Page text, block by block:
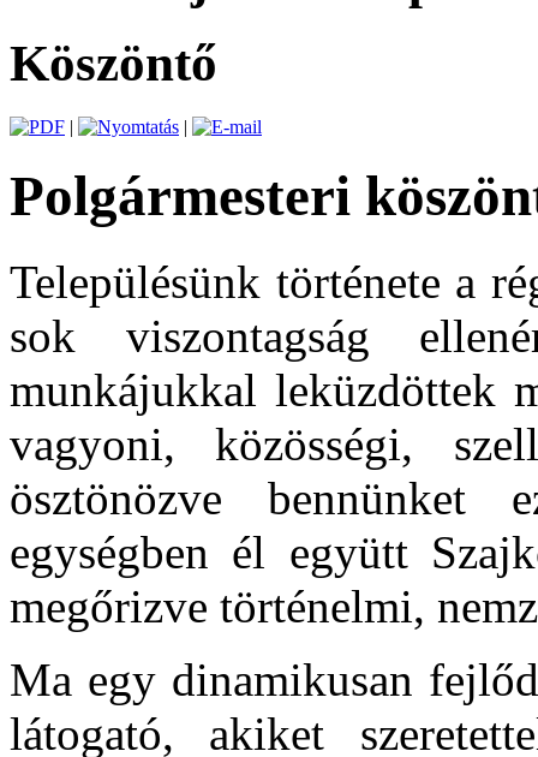
Köszöntő
| |
Polgármesteri
Településünk története a
sok viszontagság
munkájukkal leküzdöttek
vagyoni, közösségi,
ösztönözve bennünket
egységben él együtt
megőrizve történelmi,
Ma egy dinamikusan
látogató, akiket